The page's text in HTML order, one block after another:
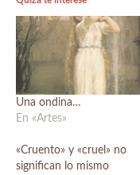
Una ondina…
En «Artes»
«Cruento» y «cruel» no
significan lo mismo